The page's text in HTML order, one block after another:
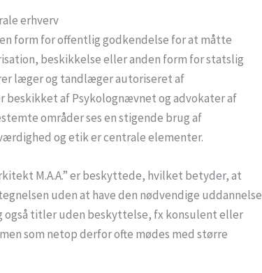
erhverv
form for offentlig godkendelse for at måtte
beskikkelse eller anden form for statslig
læger og tandlæger autoriseret af
beskikket af Psykolognævnet og advokater af
områder ses en stigende brug af
og etik er centrale elementer.
M.A.A.” er beskyttede, hvilket betyder, at
uden at have den nødvendige uddannelse
også titler uden beskyttelse, fx konsulent eller
som netop derfor ofte mødes med større